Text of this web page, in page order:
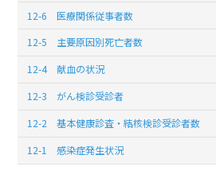
12-6 医療関係従事者数
12-5 主要原因別死亡者数
12-4 献血の状況
12-3 がん検診受診者
12-2 基本健康診査・結核検診受診者数
12-1 感染症発生状況